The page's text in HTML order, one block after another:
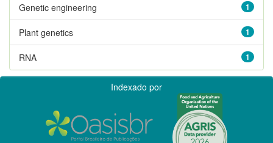
1
Genetic engineering
1
Plant genetics
1
RNA
Indexado por